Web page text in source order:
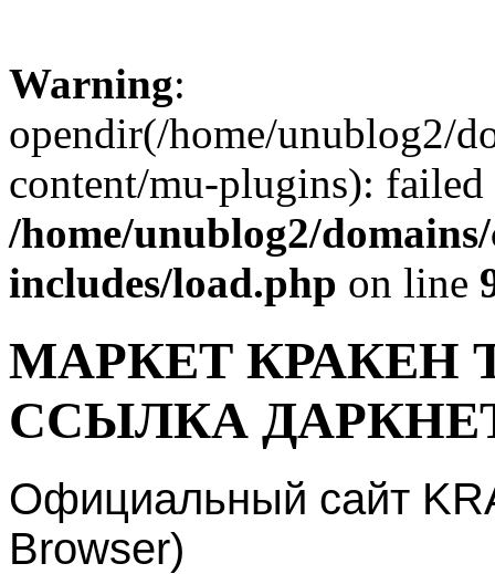
Warning:
opendir(/home/unublog2/
content/mu-plugins):
/home/unublog2/
includes/load.php on line
МАРКЕТ КРАКЕН
ССЫЛКА
Официальный сайт
Browser)